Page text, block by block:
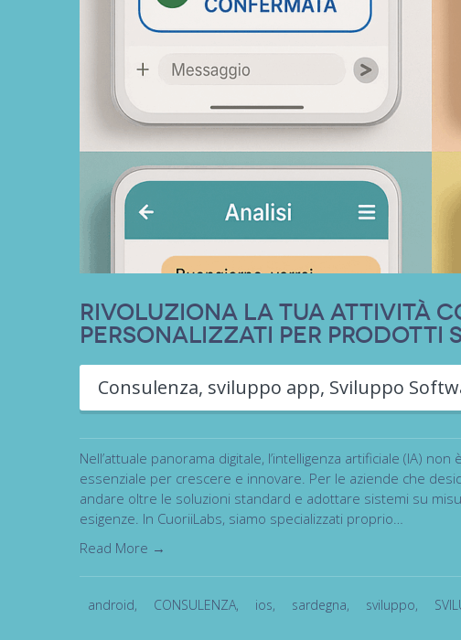
Rivoluziona la tua attività
personalizzati per prodotti
Consulenza, sviluppo app, Sviluppo
Nell’attuale panorama digitale, l’intelligenza artificiale (IA)
essenziale per crescere e innovare. Per le aziende che
andare oltre le soluzioni standard e adottare sistemi su
esigenze. In CuoriiLabs, siamo specializzati proprio…
Read More →
android, CONSULENZA, ios, sardegna, sviluppo,